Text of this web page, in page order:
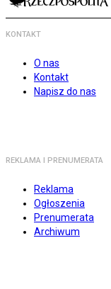
KONTAKT
O nas
Kontakt
Napisz do nas
REKLAMA I PRENUMERATA
Reklama
Ogłoszenia
Prenumerata
Archiwum